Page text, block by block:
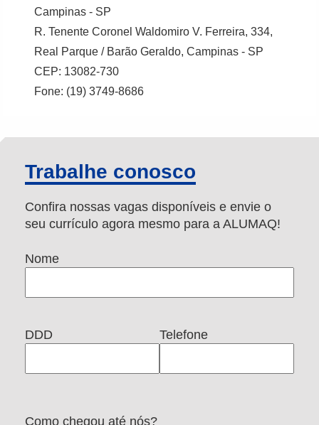
Campinas - SP
R. Tenente Coronel Waldomiro V. Ferreira, 334,
Real Parque / Barão Geraldo, Campinas - SP
CEP: 13082-730
Fone: (19) 3749-8686
Trabalhe conosco
Confira nossas vagas disponíveis e envie o
seu currículo agora mesmo para a ALUMAQ!
Nome
DDD Telefone
Como chegou até nós?